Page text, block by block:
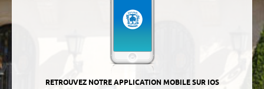
RETROUVEZ NOTRE APPLICATION MOBILE SUR IOS